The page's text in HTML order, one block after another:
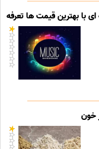
بهترین قیمت ها تعرفه
خون